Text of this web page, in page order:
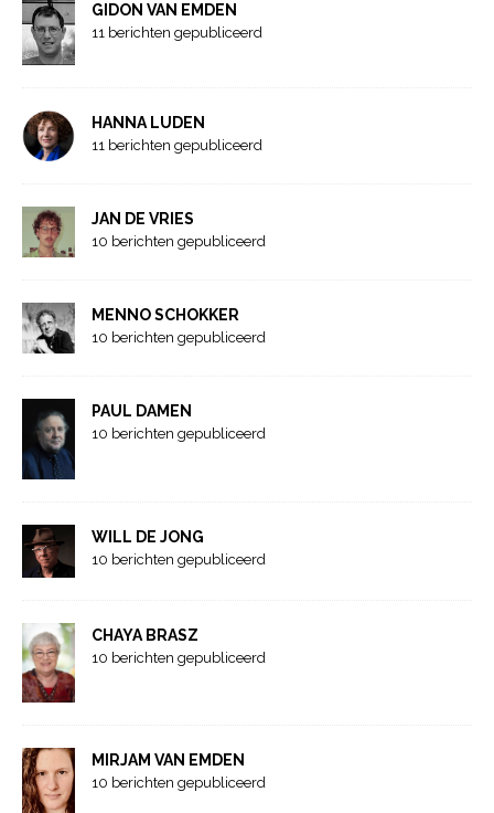
GIDON VAN EMDEN
11 berichten gepubliceerd
HANNA LUDEN
11 berichten gepubliceerd
JAN DE VRIES
10 berichten gepubliceerd
MENNO SCHOKKER
10 berichten gepubliceerd
PAUL DAMEN
10 berichten gepubliceerd
WILL DE JONG
10 berichten gepubliceerd
CHAYA BRASZ
10 berichten gepubliceerd
MIRJAM VAN EMDEN
10 berichten gepubliceerd